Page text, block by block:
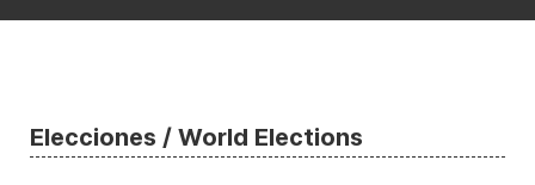
Elecciones / World Elections